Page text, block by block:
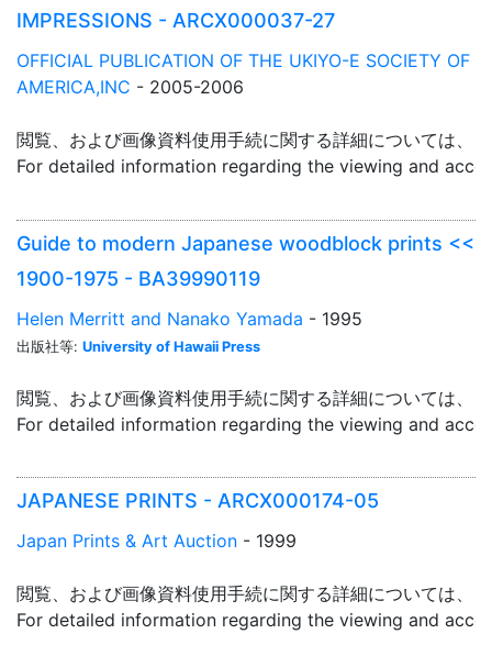
IMPRESSIONS - ARCX000037-27
OFFICIAL PUBLICATION OF THE UKIYO-E SOCIETY OF
AMERICA,INC - 2005-2006
閲覧、および画像資料使用手続に関する詳細については、「
For detailed information regarding the viewing and
Guide to modern Japanese woodblock prints <<
1900-1975 - BA39990119
Helen Merritt and Nanako Yamada - 1995
出版社等: University of Hawaii Press
閲覧、および画像資料使用手続に関する詳細については、「
For detailed information regarding the viewing and
JAPANESE PRINTS - ARCX000174-05
Japan Prints & Art Auction - 1999
閲覧、および画像資料使用手続に関する詳細については、「
For detailed information regarding the viewing and